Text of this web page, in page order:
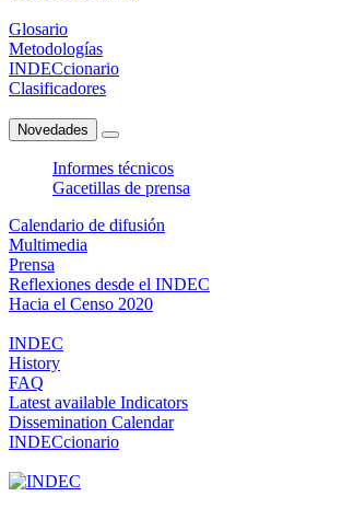
Glosario
Metodologías
INDECcionario
Clasificadores
Novedades
Informes técnicos
Gacetillas de prensa
Calendario de difusión
Multimedia
Prensa
Reflexiones desde el INDEC
Hacia el Censo 2020
INDEC
History
FAQ
Latest available Indicators
Dissemination Calendar
INDECcionario